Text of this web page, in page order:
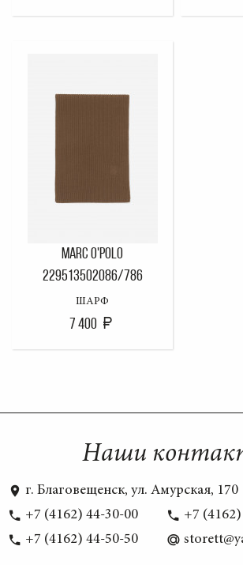
MARC O'POLO
229513502086/786
ШАРФ
7 400
Наши
г. Благовещенск, ул. Амурская, 170
+7 (4162) 44-30-00
+7
+7 (4162) 44-50-50